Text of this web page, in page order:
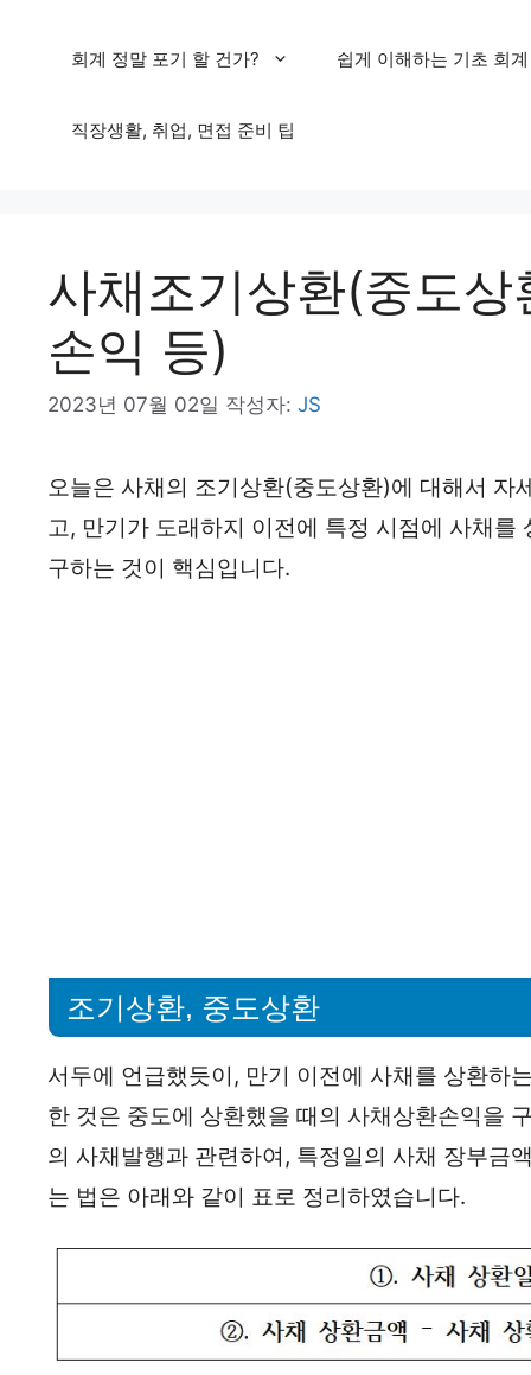
회계 정말 포기 할 건가? 쉽게 이해하는 기초 회계
직장생활, 취업, 면접 준비 팁
사채조기상환(중도
손익 등)
2023년 07월 02일 작성자: JS
오늘은 사채의 조기상환(중도상환)에 대해서
고, 만기가 도래하지 이전에 특정 시점에 사채
구하는 것이 핵심입니다.
조기상환, 중도상환
서두에 언급했듯이, 만기 이전에 사채를 상환하
한 것은 중도에 상환했을 때의 사채상환손익을
의 사채발행과 관련하여, 특정일의 사채 장부금
는 법은 아래와 같이 표로 정리하였습니다.